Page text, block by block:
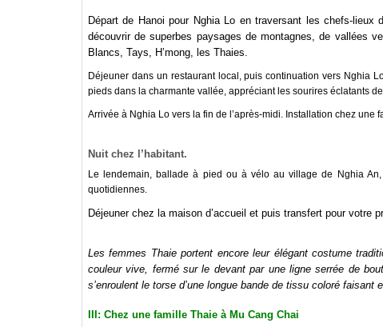
Départ de Hanoi pour Nghia Lo en traversant les chefs-
découvrir de superbes paysages de montagnes, de vallées
Blancs, Tays, H’mong, les Thaies.
Déjeuner dans un restaurant local, puis continuation vers Nghia
pieds dans la charmante vallée, appréciant les sourires éclatants
Arrivée à Nghia Lo vers la fin de l’après-midi. Installation chez
Nuit chez l’habitant.
Le lendemain, ballade à pied ou à vélo au village de Nghia
quotidiennes.
Déjeuner chez la maison d’accueil et puis transfert pour votre
Les femmes Thaie portent encore leur élégant costume
couleur vive, fermé sur le devant par une ligne serrée de
s’enroulent le torse d’une longue bande de tissu coloré faisant
III: Chez une famille Thaie à Mu Cang Chai